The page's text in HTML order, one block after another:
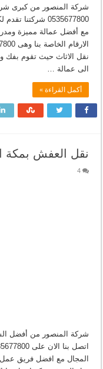
شركة المنصور من كبرى
0535677800
مع أفضل عمالة مميزة
نقل الاثاث حيث تقوم بفك
الى عمالة …
أكمل القراءة »
نقل العفش بمكة
4
شركة المنصور من أفضل
المجال مع افضل فريق